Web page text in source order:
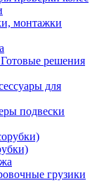
монтажки
Готовые решения
для
подвески
грузики